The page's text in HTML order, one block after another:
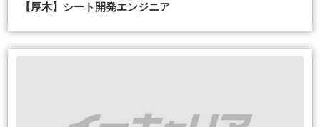
【厚木】シート開発エンジニア